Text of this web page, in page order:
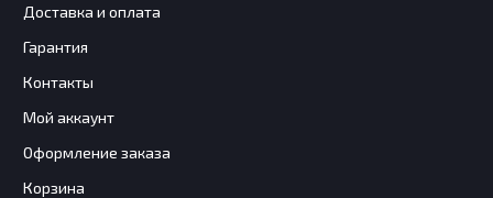
Доставка и оплата
Гарантия
Контакты
Мой аккаунт
Оформление заказа
Корзина